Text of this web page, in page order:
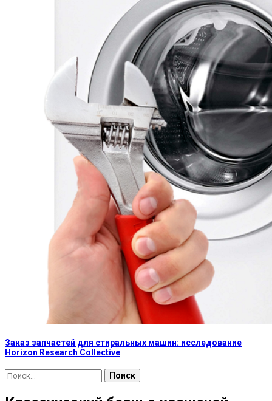
Заказ запчастей для стиральных машин: исследование
Horizon Research Collective
Найти: